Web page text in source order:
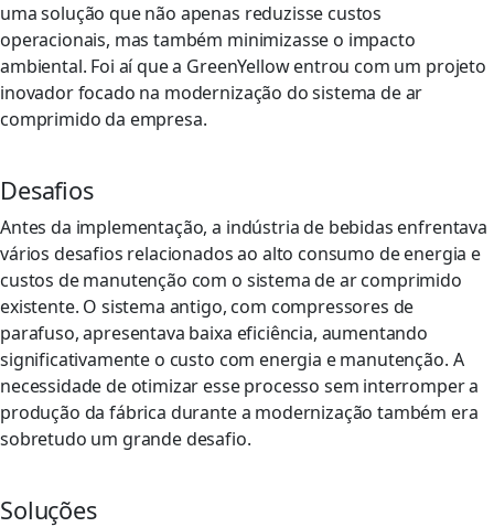
uma solução que não apenas reduzisse custos
operacionais, mas também minimizasse o impacto
ambiental. Foi aí que a GreenYellow entrou com um projeto
inovador focado na modernização do sistema de ar
comprimido da empresa.
Desafios
Antes da implementação, a indústria de bebidas enfrentava
vários desafios relacionados ao alto consumo de energia e
custos de manutenção com o sistema de ar comprimido
existente. O sistema antigo, com compressores de
parafuso, apresentava baixa eficiência, aumentando
significativamente o custo com energia e manutenção. A
necessidade de otimizar esse processo sem interromper a
produção da fábrica durante a modernização também era
sobretudo um grande desafio.
Soluções